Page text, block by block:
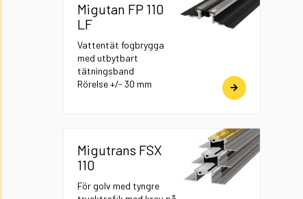
Migutan FP 110
LF
Vattentät fogbrygga
med utbytbart
tätningsband
Rörelse +/- 30 mm
Migutrans FSX
110
För golv med tyngre